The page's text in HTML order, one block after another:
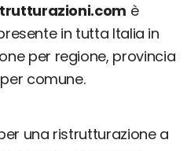
è
in tutta Italia in
per regione, provincia
comune.
una ristrutturazione a